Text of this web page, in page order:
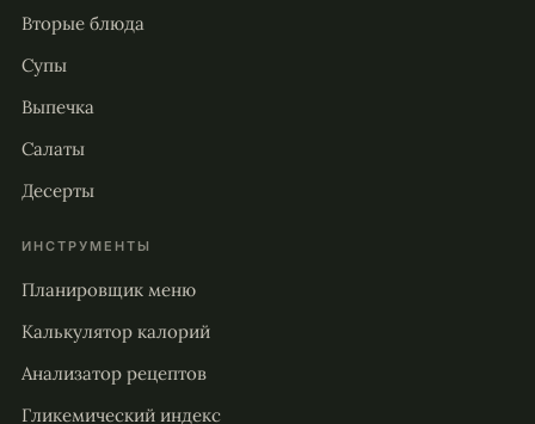
Вторые блюда
Супы
Выпечка
Салаты
Десерты
ИНСТРУМЕНТЫ
Планировщик меню
Калькулятор калорий
Анализатор рецептов
Гликемический индекс